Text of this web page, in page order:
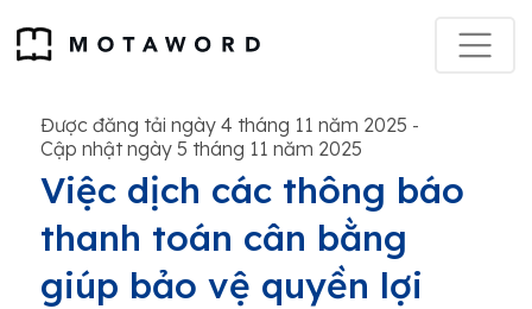
Được đăng tải ngày 4 tháng 11 năm 2025 -
Cập nhật ngày 5 tháng 11 năm 2025
Việc dịch các thông báo
thanh toán cân bằng
giúp bảo vệ quyền lợi